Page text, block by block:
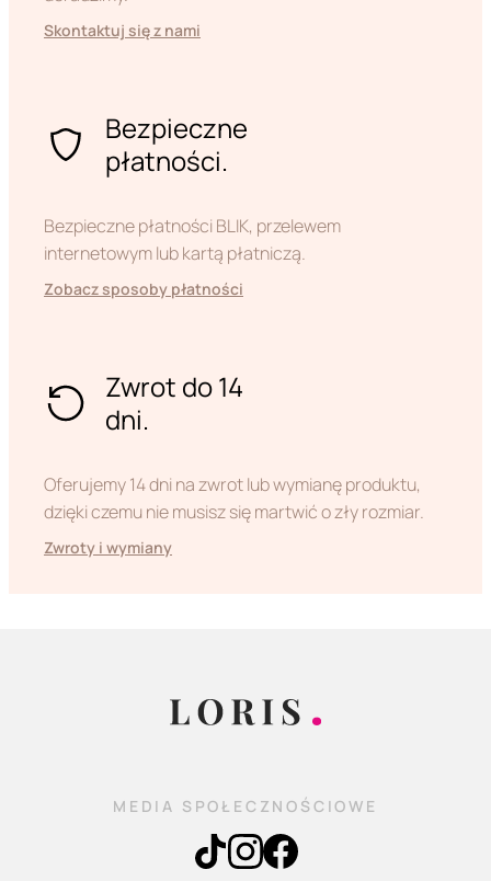
Skontaktuj się z nami
Bezpieczne
płatności.
Bezpieczne płatności BLIK, przelewem
internetowym lub kartą płatniczą.
Zobacz sposoby płatności
Zwrot do 14
dni.
Oferujemy 14 dni na zwrot lub wymianę produktu,
dzięki czemu nie musisz się martwić o zły rozmiar.
Zwroty i wymiany
MEDIA SPOŁECZNOŚCIOWE